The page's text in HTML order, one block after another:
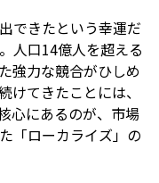
できたという幸運だ
人口14億人を超える
強力な競合がひしめ
けてきたことには、
心にあるのが、市場
「ローカライズ」の